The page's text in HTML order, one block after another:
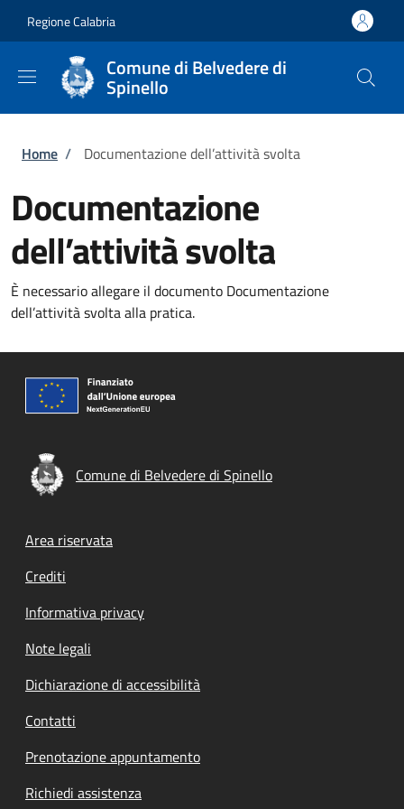
Regione Calabria
Comune di Belvedere di
Spinello
Briciole di pane
Home / Documentazione dell’attività svolta
Documentazione
dell’attività svolta
È necessario allegare il documento Documentazione
dell’attività svolta alla pratica.
Comune di Belvedere di Spinello
Footer menu
Area riservata
Crediti
Informativa privacy
Note legali
Dichiarazione di accessibilità
Contatti
Prenotazione appuntamento
Richiedi assistenza